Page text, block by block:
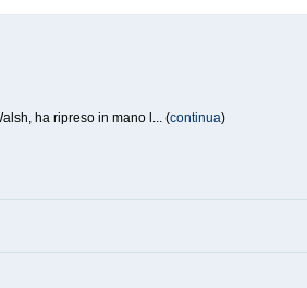
ha ripreso in mano l... (continua)